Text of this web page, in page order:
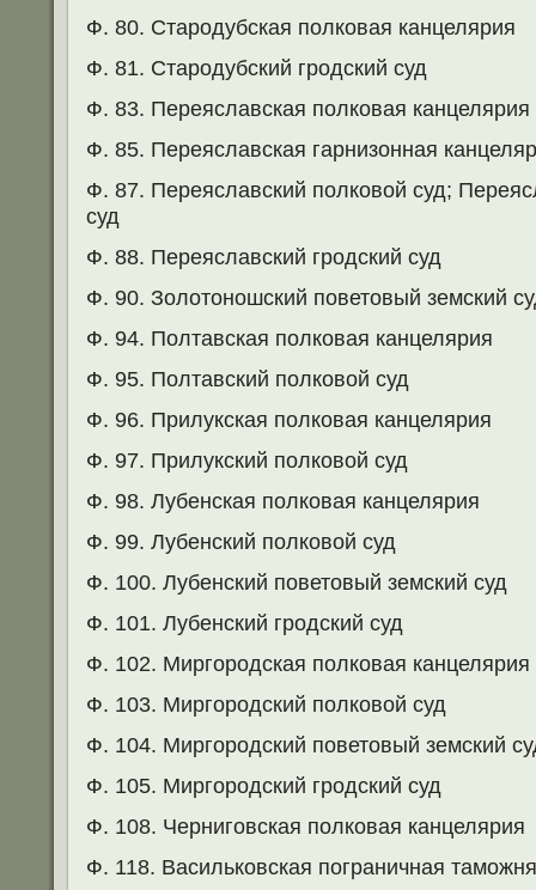
Ф. 80. Стародубская полковая канцелярия
Ф. 81. Стародубский гродский суд
Ф. 83. Переяславская полковая канцелярия
Ф. 85. Переяславская гарнизонная
Ф. 87. Переяславский полковой суд;
суд
Ф. 88. Переяславский гродский суд
Ф. 90. Золотоношский поветовый земский
Ф. 94. Полтавская полковая канцелярия
Ф. 95. Полтавский полковой суд
Ф. 96. Прилукская полковая канцелярия
Ф. 97. Прилукский полковой суд
Ф. 98. Лубенская полковая канцелярия
Ф. 99. Лубенский полковой суд
Ф. 100. Лубенский поветовый земский суд
Ф. 101. Лубенский гродский суд
Ф. 102. Миргородская полковая канцелярия
Ф. 103. Миргородский полковой суд
Ф. 104. Миргородский поветовый земский
Ф. 105. Миргородский гродский суд
Ф. 108. Черниговская полковая канцелярия
Ф. 118. Васильковская пограничная таможня